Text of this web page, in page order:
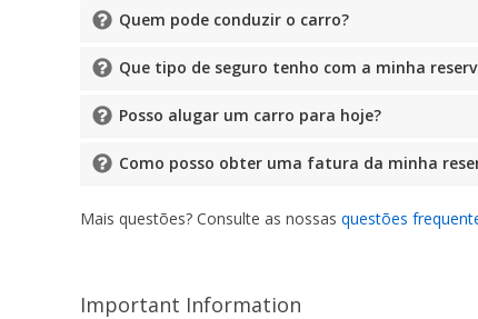
Quem pode conduzir o carro?
Que tipo de seguro tenho com a minha
Posso alugar um carro para hoje?
Como posso obter uma fatura da minha
Mais questões? Consulte as nossas questões
Important Information